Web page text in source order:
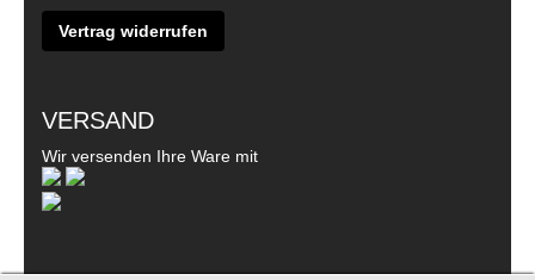
Vertrag widerrufen
VERSAND
Wir versenden Ihre Ware mit